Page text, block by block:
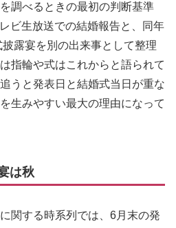
調べるときの最初の判断基準
ビ生放送での結婚報告と、同年
露宴を別の出来事として整理
指輪や式はこれからと語られて
うと発表日と結婚式当日が重な
生みやすい最大の理由になって
は秋
関する時系列では、6月末の発